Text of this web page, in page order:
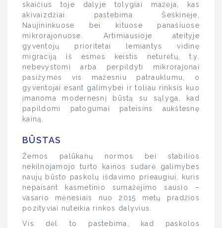
skaičius toje dalyje tolygiai mažėja, kas
akivaizdžiai pastebima Šeškinėje,
Naujininkuose bei kituose panašiuose
mikrorajonuose. Artimiausioje ateityje
gyventojų prioritetai lemiantys vidinę
migraciją iš esmės keistis neturėtų, t.y.
nebevystomi arba perpildyti mikrorajonai
pasižymės vis mažesniu patrauklumu, o
gyventojai esant galimybei ir toliau rinksis kuo
įmanoma modernesnį būstą su sąlyga, kad
papildomi patogumai pateisins aukštesnę
kainą.
BŪSTAS
Žemos palūkanų normos bei stabilios
nekilnojamojo turto kainos sudarė galimybes
naujų būsto paskolų išdavimo prieaugiui, kuris
nepaisant kasmetinio sumažėjimo sausio –
vasario mėnesiais nuo 2015 metų pradžios
pozityviai nuteikia rinkos dalyvius.
Vis dėl to pastebima, kad paskolos